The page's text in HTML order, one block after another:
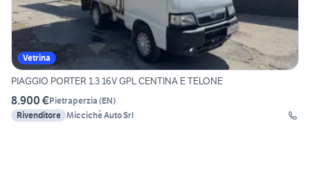
Vetrina
PIAGGIO PORTER 1.3 16V GPL CENTINA E TELONE
8.900 €Pietraperzia (EN)
Rivenditore Miccichè Auto Srl